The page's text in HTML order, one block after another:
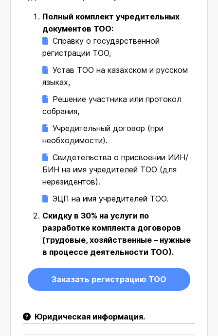
Полный комплект учредительных
документов ТОО:
Справку о государственной
регистрации ТОО,
Устав ТОО на казахском и русском
языках,
Решение участника или протокол
собрания,
Учредительный договор (при
необходимости).
Свидетельства о присвоении ИИН/
БИН на имя учредителей ТОО (для
нерезидентов).
ЭЦП на имя учредителей ТОО.
Скидку в З0% на услуги по
разработке комплекта договоров
(трудовые, хозяйственные – нужные
в процессе деятельности ТОО).
Заказать регистрацию ТОО
Юридическая информация.